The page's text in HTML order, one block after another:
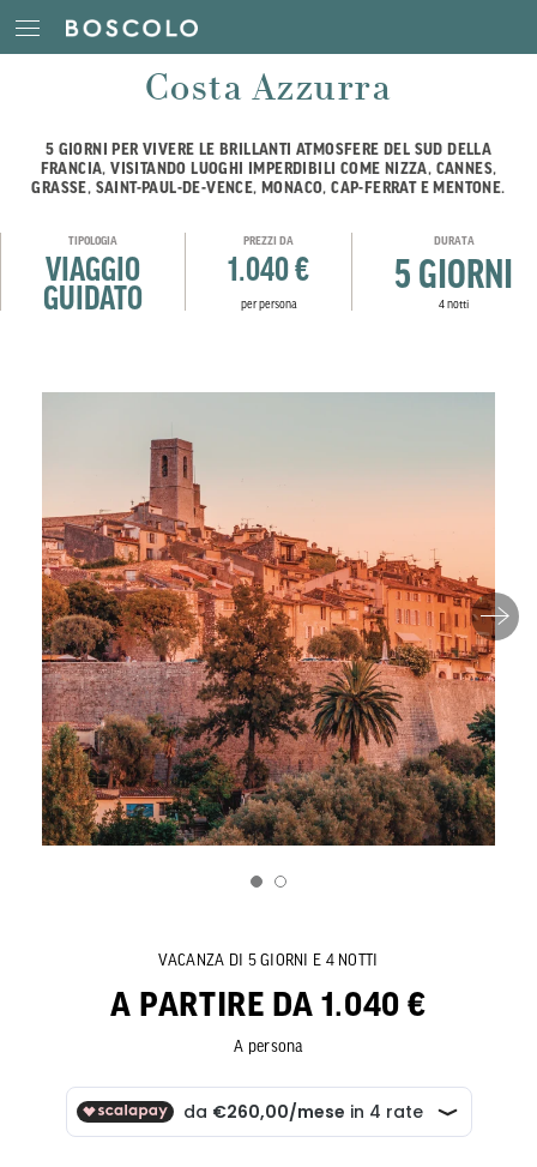
Costa Azzurra
5 GIORNI PER VIVERE LE BRILLANTI ATMOSFERE DEL SUD DELLA
FRANCIA, VISITANDO LUOGHI IMPERDIBILI COME NIZZA, CANNES,
GRASSE, SAINT-PAUL-DE-VENCE, MONACO, CAP-FERRAT E MENTONE.
TIPOLOGIA
VIAGGIO
GUIDATO
PREZZI DA
1.040 €
per persona
DURATA
5 GIORNI
4 notti
VACANZA DI 5 GIORNI E 4 NOTTI
A PARTIRE DA 1.040 €
A persona